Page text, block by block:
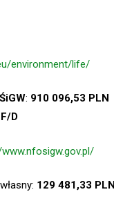
environment/life/
: 910 096,53 PLN
D
129 481,33 PLN